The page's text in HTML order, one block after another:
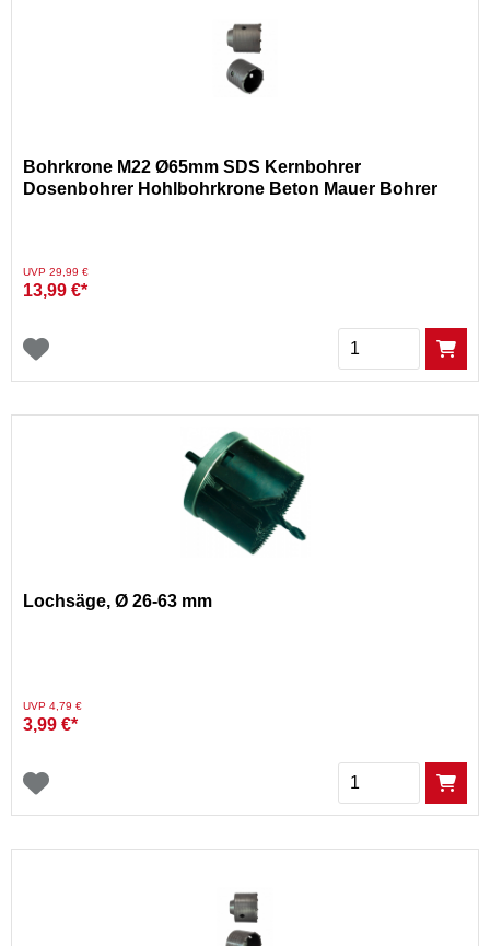
Bohrkrone M22 Ø65mm SDS Kernbohrer
Dosenbohrer Hohlbohrkrone Beton Mauer Bohrer
Preis reduziert von
UVP 29,99 €auf
13,99 €*
Menge
Lochsäge, Ø 26-63 mm
Preis reduziert von
UVP 4,79 €auf
3,99 €*
Menge